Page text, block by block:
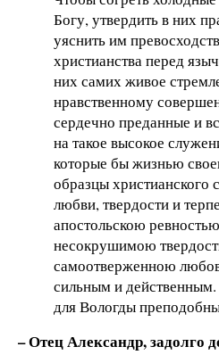
Богу, утвердить в них
уяснить им
христианства перед
них самих живое
нравственному
сердечно преданные и
на такое высокое
которые бы жизнью
образцы христианского
любви, твердости и
апостольскою
несокрушимою
самоотверженною
сильным и
для Вологды
– Отец Александр, задолго